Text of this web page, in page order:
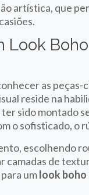
artística, que
Look
as peças-
reside na
sido montado
o sofisticado, o
escolhendo
camadas de
umlook boho